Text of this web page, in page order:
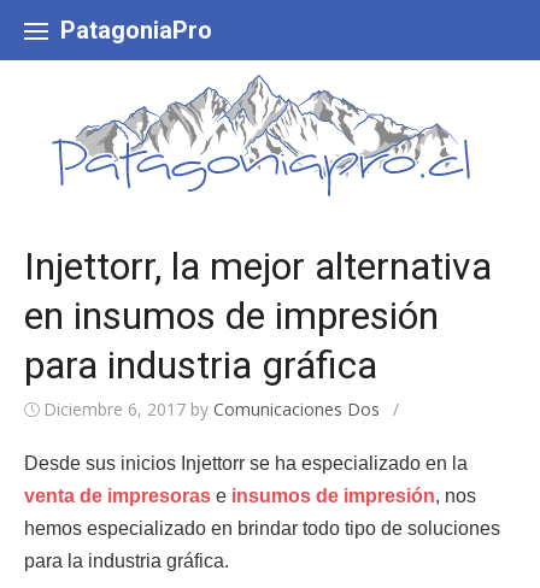
content
PatagoniaPro
Injettorr, la mejor alternativa
en insumos de impresión
para industria gráfica
Diciembre 6, 2017 by Comunicaciones Dos /
Desde sus inicios Injettorr se ha especializado en la
venta de impresoras e insumos de impresión, nos
hemos especializado en brindar todo tipo de soluciones
para la industria gráfica.